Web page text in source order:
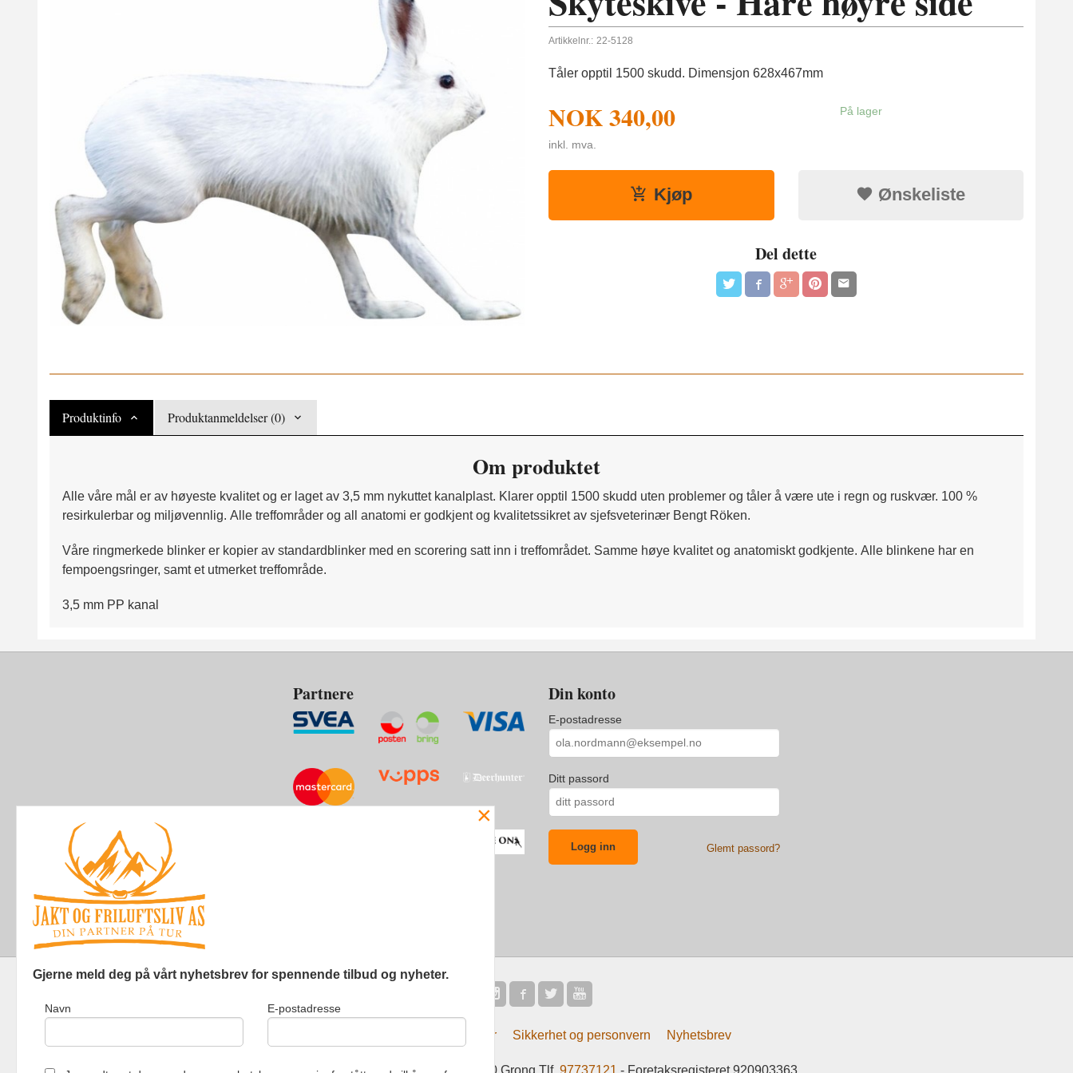
Artikkelnr.: 22-5128
Tåler opptil 1500 skudd. Dimensjon 628x467mm
NOK340,00
inkl. mva.
På lager
Kjøp Ønskeliste
Del dette
Produktinfo Produktanmeldelser (0)
Om produktet
Alle våre mål er av høyeste kvalitet og er laget av 3,5 mm nykuttet kanalplast. Klarer opptil 1500 skudd uten problemer og tåler å være ute i regn og ruskvær. 100 %
resirkulerbar og miljøvennlig. Alle treffområder og all anatomi er godkjent og kvalitetssikret av sjefsveterinær Bengt Röken.
Våre ringmerkede blinker er kopier av standardblinker med en scorering satt inn i treffområdet. Samme høye kvalitet og anatomiskt godkjente. Alle blinkene har en
fempoengsringer, samt et utmerket treffområde.
3,5 mm PP kanal
Partnere Din konto
E-postadresse
Ditt passord
Glemt passord?
Kjøpsbetingelser Sikkerhet og personvern Nyhetsbrev
×
Gjerne meld deg på vårt nyhetsbrev for spennende tilbud og nyheter.
Navn E-postadresse